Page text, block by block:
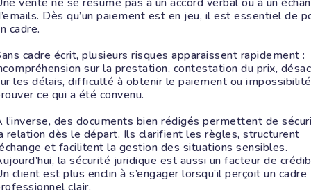
Dès qu’un paiement est en jeu, il est essentiel de
cadre.
cadre écrit, plusieurs risques apparaissent rapidement :
sur la prestation, contestation du prix,
les délais, difficulté à obtenir le paiement ou
ce qui a été convenu.
l’inverse, des documents bien rédigés permettent de
relation dès le départ. Ils clarifient les règles, structurent
et facilitent la gestion des situations sensibles.
la sécurité juridique est aussi un facteur de
client est plus enclin à s’engager lorsqu’il perçoit un cadre
clair.